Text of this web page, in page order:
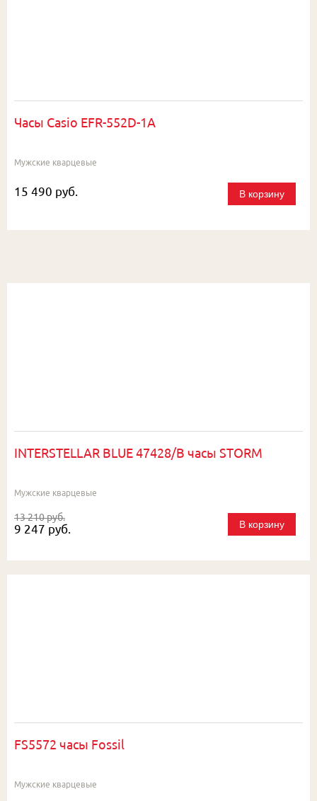
Часы Casio EFR-552D-1A
Мужские кварцевые
15 490 руб. В корзину
INTERSTELLAR BLUE 47428/B часы STORM
Мужские кварцевые
13 210 руб.
9 247 руб. В корзину
FS5572 часы Fossil
Мужские кварцевые